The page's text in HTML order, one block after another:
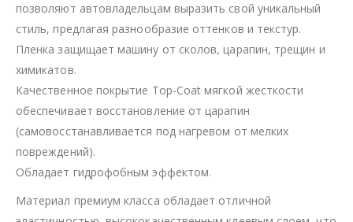
позволяют автовладельцам выразить свой уникальный
стиль, предлагая разнообразие оттенков и текстур.
Пленка защищает машину от сколов, царапин, трещин и
химикатов.
Качественное покрытие Top-Coat мягкой жесткости
обеспечивает восстановление от царапин
(самовосстанавливается под нагревом от мелких
повреждений).
Обладает гидрофобным эффектом.
Материал премиум класса обладает отличной